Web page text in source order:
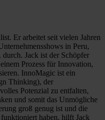
Er arbeitet seit vielen Jahren
in Peru,
Jack ist der Schöpfer
Prozess für Innovation,
InnoMagic ist ein
Thinking), der
Potenzial zu entfalten,
und somit das Unmögliche
groß genug ist und die
haben, hilft Jack